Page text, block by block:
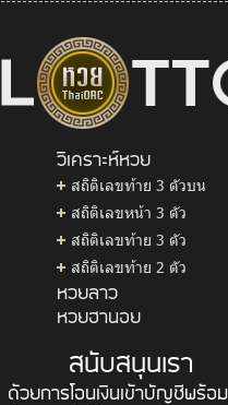
วิเคราะห์หวย
สถิติเลขท้าย 3 ตัวบน
สถิติเลขหน้า 3 ตัว
สถิติเลขท้าย 3 ตัว
สถิติเลขท้าย 2 ตัว
หวยลาว
หวยฮานอย
สนับสนุนเรา
ด้วยการโอนเงินเข้าบัญชีพร้อ